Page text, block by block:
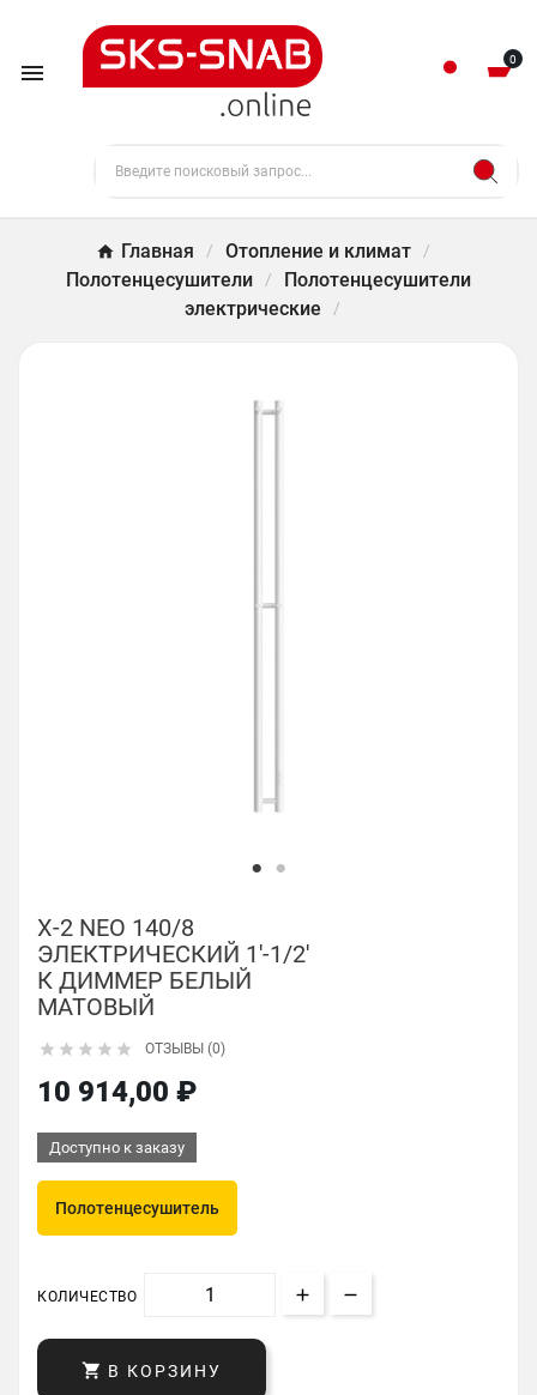
 0
Главная
Отопление и климат
Полотенцесушители
Полотенцесушители
электрические
X-2 NEO 140/8
ЭЛЕКТРИЧЕСКИЙ 1'-1/2'
К ДИММЕР БЕЛЫЙ
МАТОВЫЙ
     ОТЗЫВЫ (0)
10 914,00 ₽
Доступно к заказу
Полотенцесушитель
КОЛИЧЕСТВО
 В КОРЗИНУ